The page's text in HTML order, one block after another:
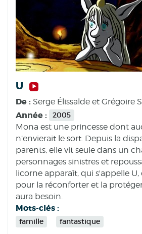
U
De : Serge Élissalde et Grégoire
Année : 2005
Mona est une princesse dont
n’envierait le sort. Depuis la
parents, elle vit seule dans un
personnages sinistres et
licorne apparaît, qui s'appelle
pour la réconforter et la
aura besoin.
Mots-clés :
famille fantastique